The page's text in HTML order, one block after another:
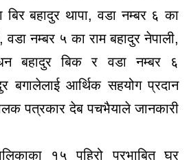
बहादुर थापा, वडा नम्बर ६ का
वडा नम्बर ५ का राम बहादुर नेपाली,
बहादुर बिक र वडा नम्बर ६
बगालेलाई आर्थिक सहयोग प्रदान
पत्रकार देब पचभैयाले जानकारी
१५ पहिरो प्रभाबित घर